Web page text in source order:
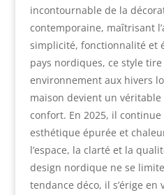
incontournable de la
contemporaine, maîtrisant
simplicité, fonctionnalité et
pays nordiques, ce style tire
environnement aux hivers
maison devient un
confort. En 2025, il
esthétique épurée et
l’espace, la clarté et la
design nordique ne se
tendance déco, il s’érige